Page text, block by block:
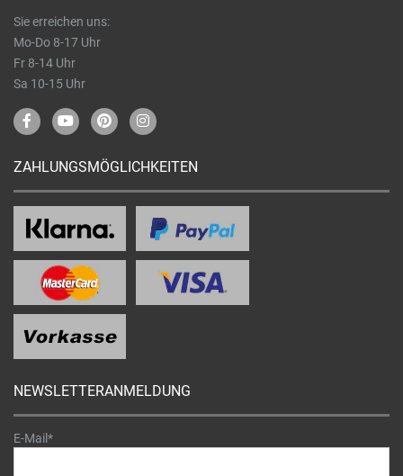
Sie erreichen uns:
Mo-Do 8-17 Uhr
Fr 8-14 Uhr
Sa 10-15 Uhr
ZAHLUNGSMÖGLICHKEITEN
NEWSLETTERANMELDUNG
E-Mail*